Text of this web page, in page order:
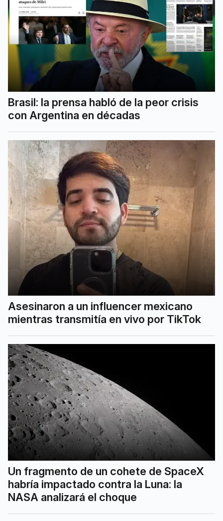
Brasil: la prensa habló de la peor crisis
con Argentina en décadas
Asesinaron a un influencer mexicano
mientras transmitía en vivo por TikTok
Un fragmento de un cohete de SpaceX
habría impactado contra la Luna: la
NASA analizará el choque